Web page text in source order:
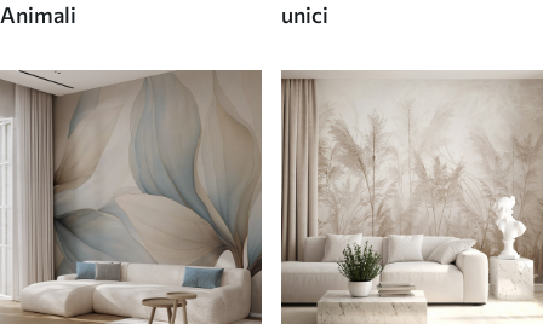
Animali unici